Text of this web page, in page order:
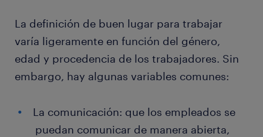
La definición de buen lugar para trabajar
varía ligeramente en función del género,
edad y procedencia de los trabajadores. Sin
embargo, hay algunas variables comunes:
La comunicación: que los empleados se
puedan comunicar de manera abierta,